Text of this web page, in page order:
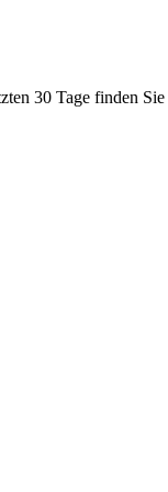
30 Tage finden Sie